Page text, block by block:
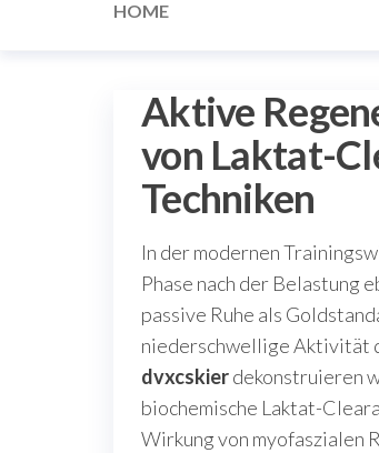
HOME
Aktive
von Laktat-
Techniken
In der modernen
Phase nach der Belastung
passive Ruhe als
niederschwellige Aktivität
dvxcskierdekonstruieren
biochemische Laktat-
Wirkung von myofaszialen